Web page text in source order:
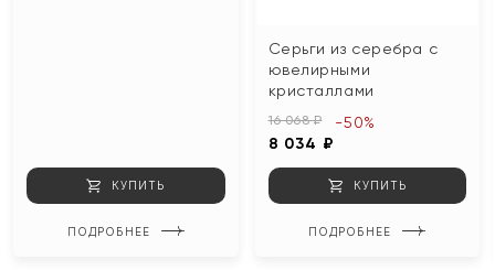
КУПИТЬ
ПОДРОБНЕЕ
Серьги из серебра с
ювелирными
кристаллами
16 068 ₽
8 034 ₽
-50%
КУПИТЬ
ПОДРОБНЕЕ